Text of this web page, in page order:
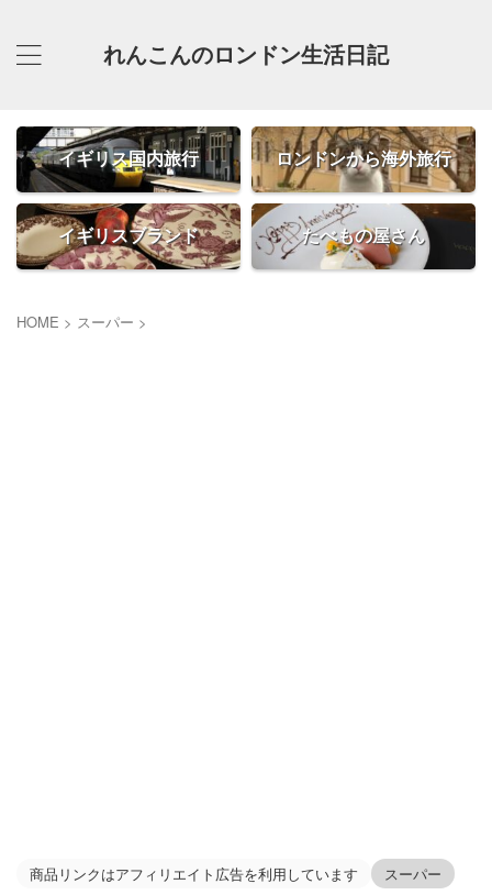
れんこんのロンドン生活日記
イギリス国内旅行 ロンドンから海外旅行
イギリスブランド たべもの屋さん
HOME > スーパー >
商品リンクはアフィリエイト広告を利用しています スーパー